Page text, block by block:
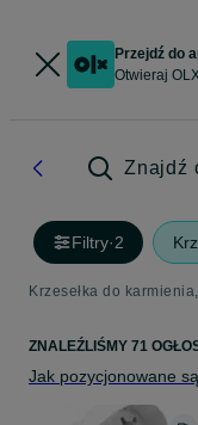
Przejdź do
Otwieraj
Znajdź
Filtry·2
Krzesełka do
ZNALEŹLIŚMY 71
Jak pozycjonowane